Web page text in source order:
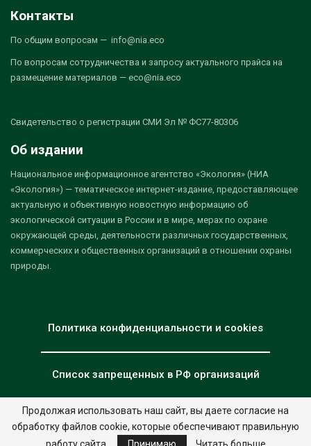
Контакты
По общим вопросам — info@nia.eco
По вопросам сотрудничества и запросу актуального прайса на
размещение материалов — eco@nia.eco
Свидетельство о регистрации СМИ Эл № ФС77-80306
Об издании
Национальное информационное агентство «Экология» (НИА
«Экология») — тематическое интернет-издание, предоставляющее
актуальную и объективную новостную информацию об
экологической ситуации в России и в мире, мерах по охране
окружающей среды, деятельности различных государственных,
коммерческих и общественных организаций в отношении охраны
природы.
Политика конфиденциальности и cookies
Список запрещенных в РФ организаций
© 2026 - НИА "Экология". Все права защищены. Дизайн:nia.eco
Продолжая использовать наш сайт, вы даете согласие на
обработку файлов cookie, которые обеспечивают правильную